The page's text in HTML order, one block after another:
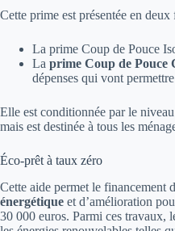
Cette prime est présentée en deux
La prime Coup de Pouce
La prime Coup de Pouce
dépenses qui vont
Elle est conditionnée par le
mais est destinée à tous les
Éco-prêt à taux zéro
Cette aide permet le financement
énergétique et d’amélioration
30 000 euros. Parmi ces travaux,